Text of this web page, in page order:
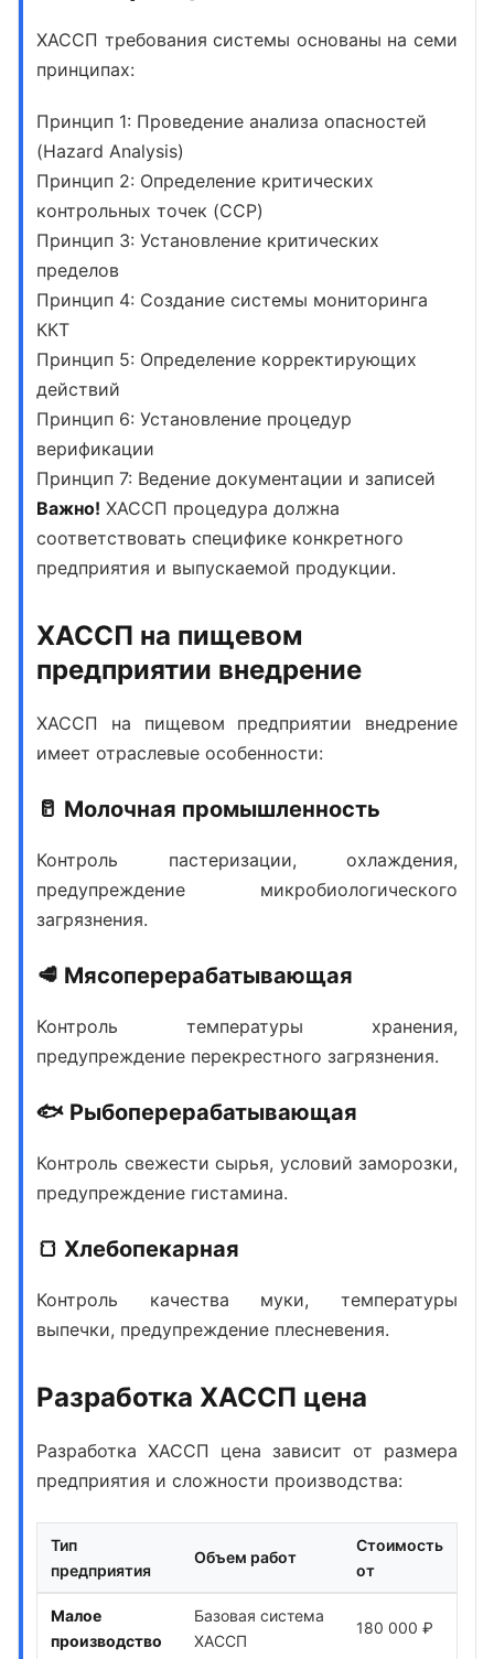
ХАССП требования системы основаны на семи
принципах:
Принцип 1: Проведение анализа опасностей
(Hazard Analysis)
Принцип 2: Определение критических
контрольных точек (CCP)
Принцип 3: Установление критических
пределов
Принцип 4: Создание системы мониторинга
ККТ
Принцип 5: Определение корректирующих
действий
Принцип 6: Установление процедур
верификации
Принцип 7: Ведение документации и записей
Важно! ХАССП процедура должна
соответствовать специфике конкретного
предприятия и выпускаемой продукции.
ХАССП на пищевом
предприятии внедрение
ХАССП на пищевом предприятии внедрение
имеет отраслевые особенности:
🥛 Молочная промышленность
Контроль пастеризации, охлаждения,
предупреждение микробиологического
загрязнения.
🥩 Мясоперерабатывающая
Контроль температуры хранения,
предупреждение перекрестного загрязнения.
🐟 Рыбоперерабатывающая
Контроль свежести сырья, условий заморозки,
предупреждение гистамина.
🍞 Хлебопекарная
Контроль качества муки, температуры
выпечки, предупреждение плесневения.
Разработка ХАССП цена
Разработка ХАССП цена зависит от размера
предприятия и сложности производства:
Тип
предприятия
Объем работ
Стоимость
от
Малое
производство
Базовая система
ХАССП
180 000 ₽